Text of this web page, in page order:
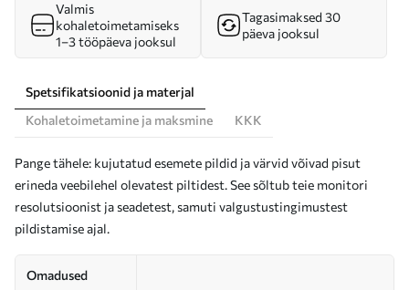
Valmis
kohaletoimetamiseks
1–3 tööpäeva jooksul
Tagasimaksed 30
päeva jooksul
Spetsifikatsioonid ja materjal
Kohaletoimetamine ja maksmine
KKK
Pange tähele: kujutatud esemete pildid ja värvid võivad pisut
erineda veebilehel olevatest piltidest. See sõltub teie monitori
resolutsioonist ja seadetest, samuti valgustustingimustest
pildistamise ajal.
Omadused